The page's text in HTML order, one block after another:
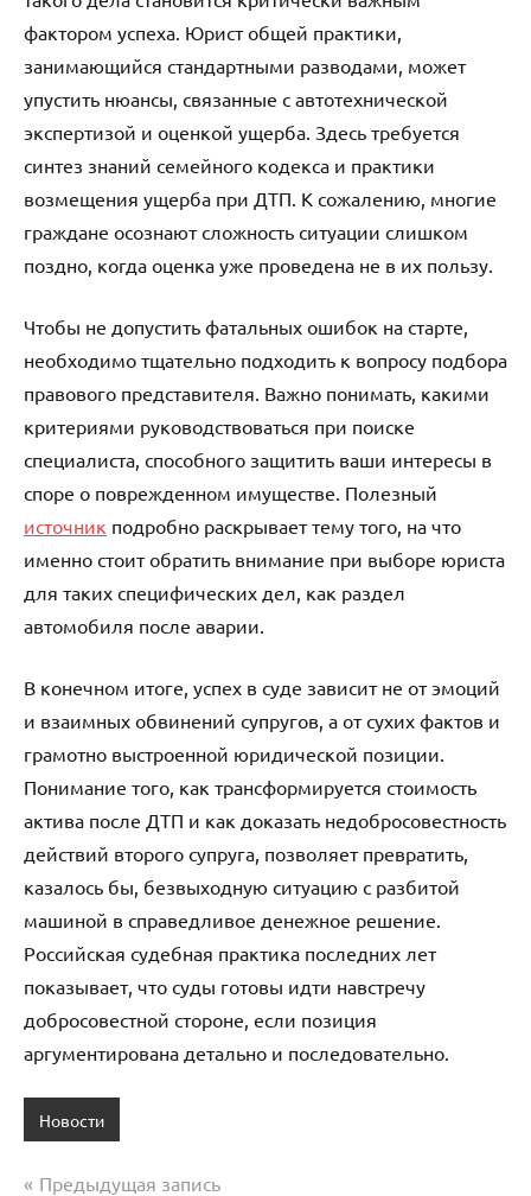
фактором успеха. Юрист общей практики,
занимающийся стандартными разводами, может
упустить нюансы, связанные с автотехнической
экспертизой и оценкой ущерба. Здесь требуется
синтез знаний семейного кодекса и практики
возмещения ущерба при ДТП. К сожалению, многие
граждане осознают сложность ситуации слишком
поздно, когда оценка уже проведена не в их пользу.
Чтобы не допустить фатальных ошибок на старте,
необходимо тщательно подходить к вопросу подбора
правового представителя. Важно понимать, какими
критериями руководствоваться при поиске
специалиста, способного защитить ваши интересы в
споре о поврежденном имуществе. Полезный
источник подробно раскрывает тему того, на что
именно стоит обратить внимание при выборе юриста
для таких специфических дел, как раздел
автомобиля после аварии.
В конечном итоге, успех в суде зависит не от эмоций
и взаимных обвинений супругов, а от сухих фактов и
грамотно выстроенной юридической позиции.
Понимание того, как трансформируется стоимость
актива после ДТП и как доказать недобросовестность
действий второго супруга, позволяет превратить,
казалось бы, безвыходную ситуацию с разбитой
машиной в справедливое денежное решение.
Российская судебная практика последних лет
показывает, что суды готовы идти навстречу
добросовестной стороне, если позиция
аргументирована детально и последовательно.
Новости
Предыдущая запись